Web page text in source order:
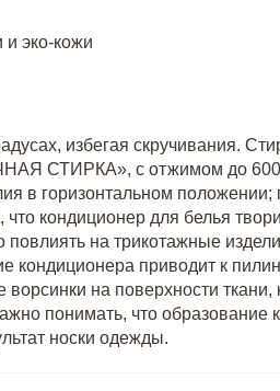
эко-кожи
избегая скручивания.
СТИРКА», с отжимом до 600
в горизонтальном положении;
кондиционер для белья
на трикотажные
кондиционера приводит к
на поверхности ткани,
понимать, что образование
носки одежды.